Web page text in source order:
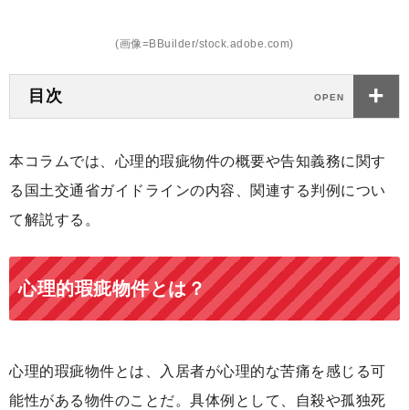
(画像=BBuilder/stock.adobe.com)
目次
本コラムでは、心理的瑕疵物件の概要や告知義務に関す
る国土交通省ガイドラインの内容、関連する判例につい
て解説する。
心理的瑕疵物件とは？
心理的瑕疵物件とは、入居者が心理的な苦痛を感じる可
能性がある物件のことだ。具体例として、自殺や孤独死